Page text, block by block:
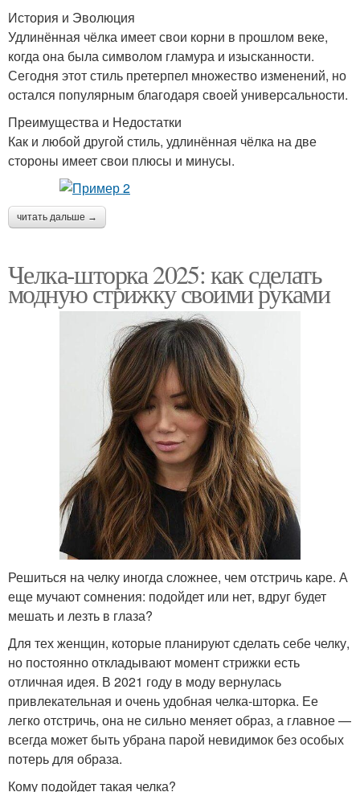
История и Эволюция
Удлинённая чёлка имеет свои корни в прошлом веке,
когда она была символом гламура и изысканности.
Сегодня этот стиль претерпел множество изменений, но
остался популярным благодаря своей универсальности.
Преимущества и Недостатки
Как и любой другой стиль, удлинённая чёлка на две
стороны имеет свои плюсы и минусы.
читать дальше →
Челка-шторка 2025: как сделать
модную стрижку своими руками
Решиться на челку иногда сложнее, чем отстричь каре. А
еще мучают сомнения: подойдет или нет, вдруг будет
мешать и лезть в глаза?
Для тех женщин, которые планируют сделать себе челку,
но постоянно откладывают момент стрижки есть
отличная идея. В 2021 году в моду вернулась
привлекательная и очень удобная челка-шторка. Ее
легко отстричь, она не сильно меняет образ, а главное —
всегда может быть убрана парой невидимок без особых
потерь для образа.
Кому подойдет такая челка?